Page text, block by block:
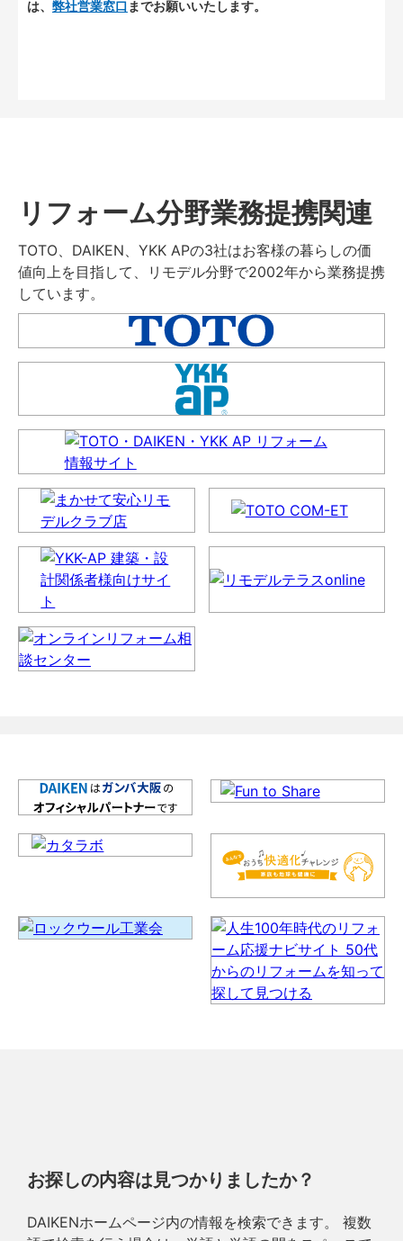
は、 弊社営業窓口 までお願いいたします。
リフォーム分野業務提携関連
TOTO、DAIKEN、YKK APの3社はお客様の暮らしの価
値向上を目指して、リモデル分野で2002年から業務提携
しています。
お探しの内容は見つかりましたか？
DAIKENホームページ内の情報を検索できます。 複数